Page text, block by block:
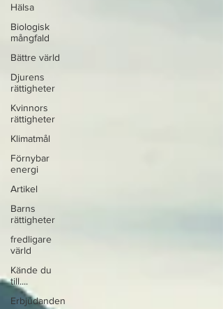
Hälsa
Biologisk
mångfald
Bättre värld
Djurens
rättigheter
Kvinnors
rättigheter
Klimatmål
Förnybar
energi
Artikel
Barns
rättigheter
fredligare
värld
Kände du
till....
Erbjudanden